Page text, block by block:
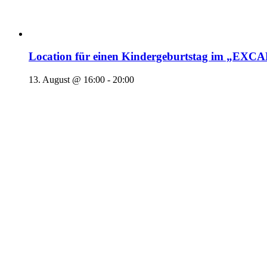
Location für einen Kindergeburtstag im
13. August @ 16:00 - 20:00